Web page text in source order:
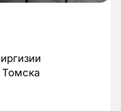
Томска